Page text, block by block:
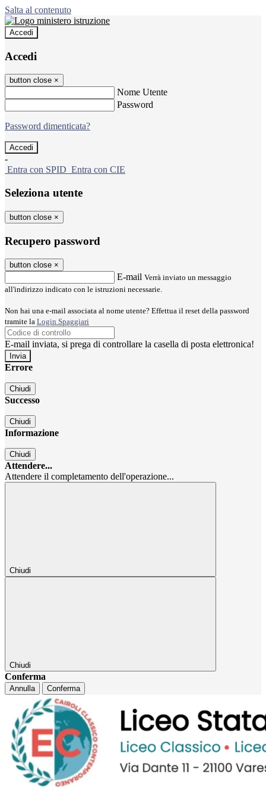
Salta al contenuto
Accedi
Accedi
button close ×
Nome Utente
Password
Password dimenticata?
-
Entra con SPID Entra con CIE
Seleziona utente
button close ×
Recupero password
button close ×
E-mail Verrà inviato un messaggio
all'indirizzo indicato con le istruzioni necessarie.
Non hai una e-mail associata al nome utente? Effettua il reset della password
tramite la Login Spaggiari
E-mail inviata, si prega di controllare la casella di posta elettronica!
Errore
Chiudi
Successo
Chiudi
Informazione
Chiudi
Attendere...
Attendere il completamento dell'operazione...
Chiudi
Chiudi
Conferma
Annulla Conferma